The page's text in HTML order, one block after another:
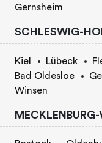
Gernsheim
SCHLESWIG-
Kiel Lübeck
Bad Oldesloe
Winsen